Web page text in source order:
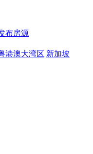
布房源
港澳大湾区 新加坡